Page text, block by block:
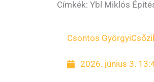
Címkék: Ybl Miklós
Csontos Györgyi
2026. június 3.